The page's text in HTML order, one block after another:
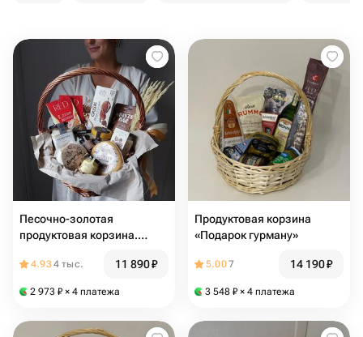
Песочно-золотая
продуктовая корзина.
мед, паштет и соус
4.934 тыс. 11 890₽
2 973 ₽ × 4 платежа
Продуктовая корзина
«Подарок гурману»
5.007 14 190₽
3 548 ₽ × 4 платежа